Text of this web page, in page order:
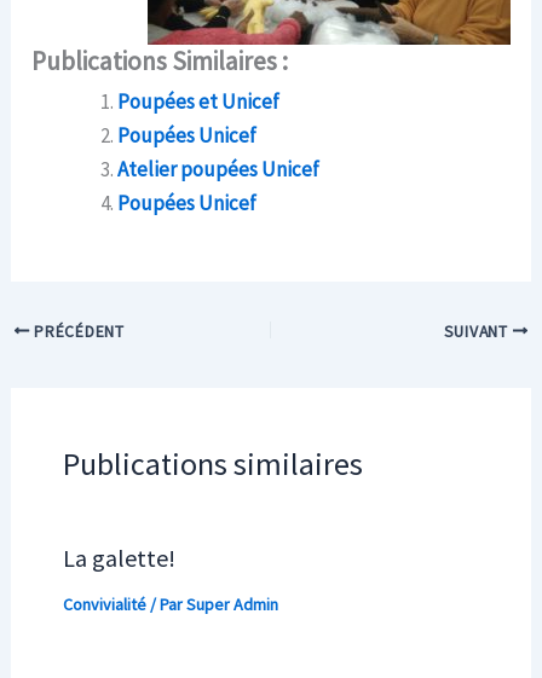
Publications Similaires :
Poupées et Unicef
Poupées Unicef
Atelier poupées Unicef
Poupées Unicef
PRÉCÉDENT SUIVANT
Publications similaires
La galette!
Convivialité/ ParSuper Admin